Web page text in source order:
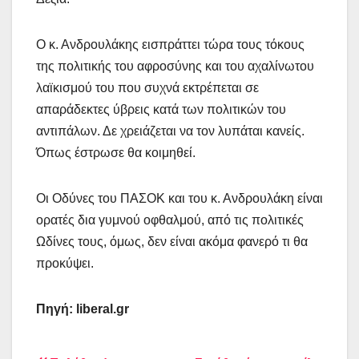
Ο κ. Ανδρουλάκης εισπράττει τώρα τους τόκους
της πολιτικής του αφροσύνης και του αχαλίνωτου
λαϊκισμού του που συχνά εκτρέπεται σε
απαράδεκτες ύβρεις κατά των πολιτικών του
αντιπάλων. Δε χρειάζεται να τον λυπάται κανείς.
Όπως έστρωσε θα κοιμηθεί.
Οι Οδύνες του ΠΑΣΟΚ και του κ. Ανδρουλάκη είναι
ορατές δια γυμνού οφθαλμού, από τις πολιτικές
Ωδίνες τους, όμως, δεν είναι ακόμα φανερό τι θα
προκύψει.
Πηγή: liberal.gr